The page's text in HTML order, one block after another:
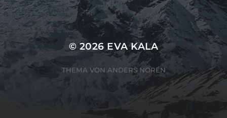
SUCHEN
© 2026 EVA KALA
THEMA VON ANDERS NORÉN